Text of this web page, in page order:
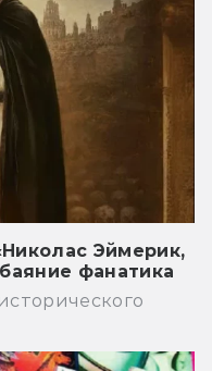
Эймерик,
фанатика